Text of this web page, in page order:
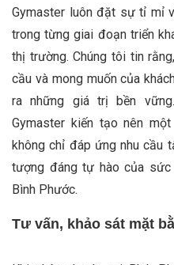
Gymaster luôn đặt sự tỉ mỉ
trong từng giai đoạn triển
thị trường. Chúng tôi tin
cầu và mong muốn của
ra những giá trị bền
Gymaster kiến tạo nên
không chỉ đáp ứng nhu cầu
tượng đáng tự hào của
Bình Phước.
Tư vấn, khảo sát mặt